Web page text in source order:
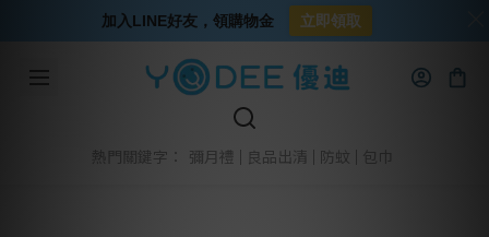
熱門關鍵字： 彌月禮 良品出清 防蚊 包巾
加入LINE好友，領購物金 立即領取